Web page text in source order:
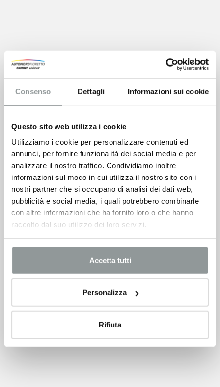
Consenso Dettagli Informazioni sui cookie
Questo sito web utilizza i cookie
Utilizziamo i cookie per personalizzare contenuti ed
annunci, per fornire funzionalità dei social media e per
analizzare il nostro traffico. Condividiamo inoltre
informazioni sul modo in cui utilizza il nostro sito con i
nostri partner che si occupano di analisi dei dati web,
pubblicità e social media, i quali potrebbero combinarle
con altre informazioni che ha fornito loro o che hanno
raccolto dal suo utilizzo dei loro servizi.
Accetta tutti
Personalizza
Rifiuta